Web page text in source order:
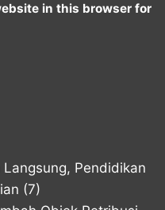
in this browser for
Langsung, Pendidikan
(7)